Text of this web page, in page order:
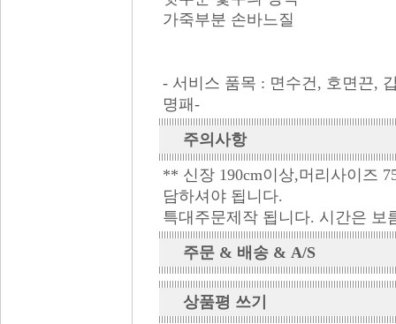
가죽부분 손바느질
- 서비스 품목 : 면수건, 호면끈,
명패-
주의사항
** 신장 190cm이상,머리사이즈
담하셔야 됩니다.
특대주문제작 됩니다. 시간은
주문 & 배송 & A/S
상품평 쓰기